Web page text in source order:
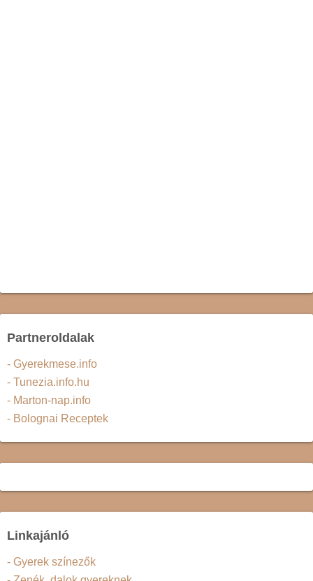
Partneroldalak
- Gyerekmese.info
- Tunezia.info.hu
- Marton-nap.info
- Bolognai Receptek
Linkajánló
- Gyerek színezők